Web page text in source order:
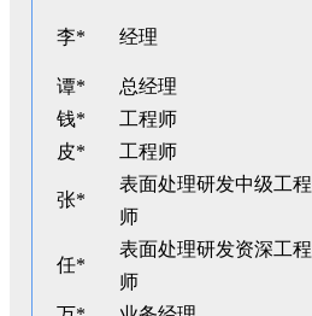
李* 经理
谭*
总经理
钱*
工程师
皮*
工程师
张*
表面处理研发中级工程
师
任*
表面处理研发资深工程
师